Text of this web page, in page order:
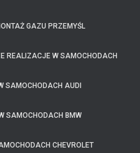
GAZU PRZEMYŚL
REALIZACJE W SAMOCHODACH
SAMOCHODACH AUDI
SAMOCHODACH BMW
CHEVROLET